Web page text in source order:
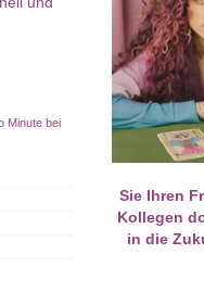
mein allererstes
geführt und direkt
Volltreffer gelandet! Ich
einer zähen
total
und wusste nicht
analysiert und
trocken gesagt, wie sich
verhalten wird.
Minute bei
Sie Ihren
Kollegen
in die